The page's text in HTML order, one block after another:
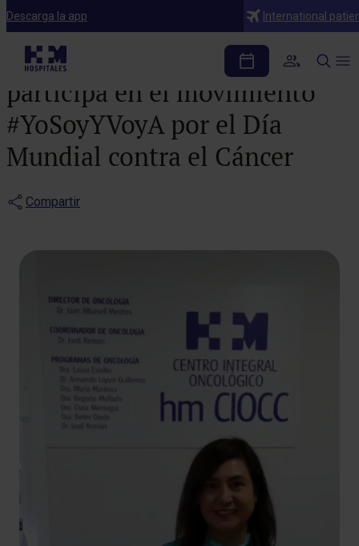
Descarga la app International
Noticias
HM CIOCC Barcelona
participa en el movimiento
#YoSoyYVoyA por el Día
Mundial contra el Cáncer
Compartir